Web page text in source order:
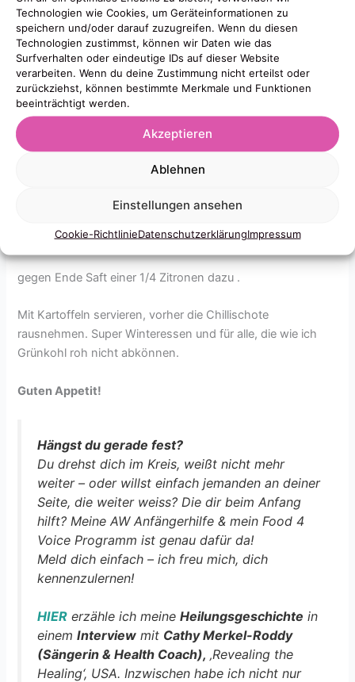
Technologien wie Cookies, um Geräteinformationen zu
speichern und/oder darauf zuzugreifen. Wenn du diesen
Technologien zustimmst, können wir Daten wie das
Surfverhalten oder eindeutige IDs auf dieser Website
verarbeiten. Wenn du deine Zustimmung nicht erteilst oder
zurückziehst, können bestimmte Merkmale und Funktionen
beeinträchtigt werden.
Akzeptieren
Ablehnen
Einstellungen ansehen
Cookie-RichtlinieDatenschutzerklärungImpressum
die Stile in kleine Stücke schneiden und zusammen mit
gewürfelten Zwiebeln köcheln, nach etwas Zeit (5-10
Minuten, je nach Dicke, einfach prüfen) 3 Knoblauchzehen
in Scheiben dazu geben, weiter kochen. Bis das Wasser
verdampft ist und es etwas karamellisieren lassen, stetig
rühren,
Gewürze dazu (Salz, Pfeffer, smoked Paprika, Paprika.,
cayenne, Chilli ganz, Pfeffer),
dann Wasser nachgiessen und den Rest des Grünkohls
Minuten köcheln,
gegen Ende Saft einer 1/4 Zitronen dazu .
Mit Kartoffeln servieren, vorher die Chillischote
rausnehmen. Super Winteressen und für alle, die wie ich
Grünkohl roh nicht abkönnen.
Guten Appetit!
Hängst du gerade fest?
Du drehst dich im Kreis, weißt nicht mehr
weiter – oder willst einfach jemanden an deiner
Seite, die weiter weiss? Die dir beim Anfang
hilft? Meine AW Anfängerhilfe & mein Food 4
Voice Programm ist genau dafür da!
Meld dich einfach – ich freu mich, dich
kennenzulernen!
HIER erzähle ich meineHeilungsgeschichte in
einemInterview mit Cathy Merkel-Roddy
(Sängerin & Health Coach),‚Revealing the
Healing‘, USA. Inzwischen habe ich nicht nur